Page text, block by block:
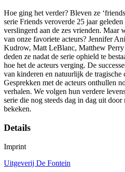
Hoe ging het verder? Bleven ze
serie Friends veroverde 25 jaar
verslingerd aan de zes vrienden. Maar
van onze favoriete acteurs? Jennifer
Kudrow, Matt LeBlanc, Matthew
deden ze nadat de serie ophield te
hoe het de acteurs verging. De
van kinderen en natuurlijk de tragische
Gesprekken met de acteurs onthullen
verhalen. We volgen hun verdere
serie die nog steeds dag in dag uit
bekeken.
Details
Imprint
Uitgeverij De Fontein